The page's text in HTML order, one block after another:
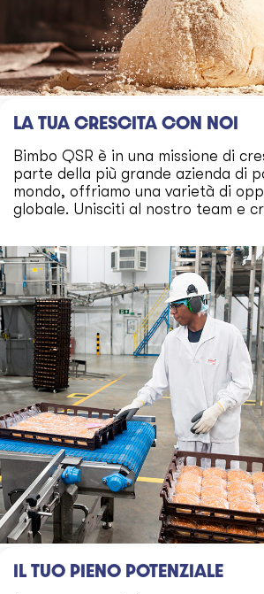
LA TUA CRESCITA CON NOI
Bimbo QSR è in una missione di
parte della più grande azienda di
mondo, offriamo una varietà di
globale. Unisciti al nostro team e
IL TUO PIENO POTENZIALE